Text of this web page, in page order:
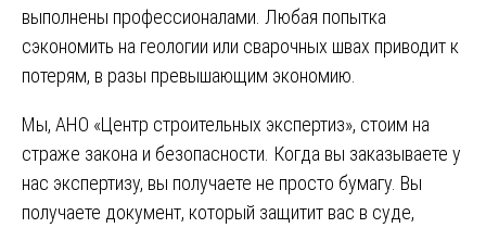
выполнены профессионалами. Любая попытка
сэкономить на геологии или сварочных швах приводит к
потерям, в разы превышающим экономию.
Мы, АНО «Центр строительных экспертиз», стоим на
страже закона и безопасности. Когда вы заказываете у
нас экспертизу, вы получаете не просто бумагу. Вы
получаете документ, который защитит вас в суде,